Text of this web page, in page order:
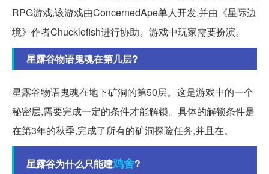
RPG游戏,该游戏由ConcernedApe单人开发,并由《星际边
境》作者Chucklefish进行协助。游戏中玩家需要扮演。
星露谷物语鬼魂在第几层?
星露谷物语鬼魂在地下矿洞的第50层。这是游戏中的一个
秘密层,需要完成一定的条件才能解锁。具体的解锁条件是
在第3年的秋季,完成了所有的矿洞探险任务,并且在。
星露谷为什么只能建鸡舍?